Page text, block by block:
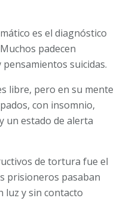
es el diagnóstico
padecen
suicidas.
libre, pero en su mente
con insomnio,
un estado de alerta
de tortura fue el
prisioneros pasaban
luz y sin contacto